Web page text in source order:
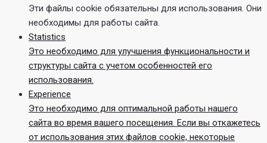
Эти файлы cookie обязательны для использования. Они
необходимы для работы сайта.
Statistics
Это необходимо для улучшения функциональности и
структуры сайта с учетом особенностей его
использования.
Experience
Это необходимо для оптимальной работы нашего
сайта во время вашего посещения. Если вы откажетесь
от использования этих файлов cookie, некоторые